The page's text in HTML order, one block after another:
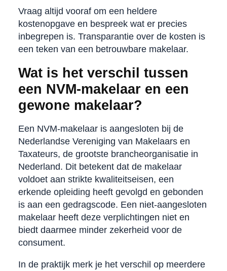
Vraag altijd vooraf om een heldere
kostenopgave en bespreek wat er precies
inbegrepen is. Transparantie over de kosten is
een teken van een betrouwbare makelaar.
Wat is het verschil tussen
een NVM-makelaar en een
gewone makelaar?
Een NVM-makelaar is aangesloten bij de
Nederlandse Vereniging van Makelaars en
Taxateurs, de grootste brancheorganisatie in
Nederland. Dit betekent dat de makelaar
voldoet aan strikte kwaliteitseisen, een
erkende opleiding heeft gevolgd en gebonden
is aan een gedragscode. Een niet-aangesloten
makelaar heeft deze verplichtingen niet en
biedt daarmee minder zekerheid voor de
consument.
In de praktijk merk je het verschil op meerdere